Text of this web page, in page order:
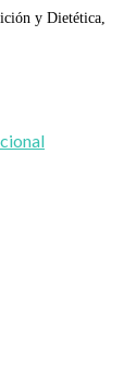
y Dietética,